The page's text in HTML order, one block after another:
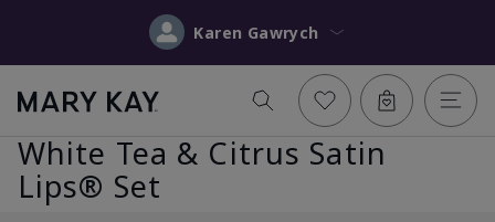
Karen Gawrych
White Tea & Citrus Satin
Lips® Set